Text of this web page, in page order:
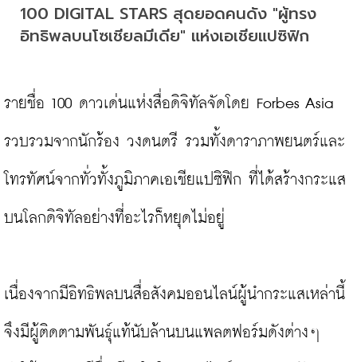
100 DIGITAL STARS สุดยอดคนดัง "ผู้ทรง
อิทธิพลบนโซเชียลมีเดีย" แห่งเอเชียแปซิฟิก
รายชื่อ 100 ดาวเด่นแห่งสื่อดิจิทัลจัดโดย Forbes Asia
รวบรวมจากนักร้อง วงดนตรี รวมทั้งดาราภาพยนตร์และ
โทรทัศน์จากทั่วทั้งภูมิภาคเอเชียแปซิฟิก ที่ได้สร้างกระแส
บนโลกดิจิทัลอย่างที่อะไรก็หยุดไม่อยู่
เนื่องจากมีอิทธิพลบนสื่อสังคมออนไลน์ผู้นำกระแสเหล่านี้
จึงมีผู้ติดตามพันธุ์แท้นับล้านบนแพลตฟอร์มดังต่างๆ